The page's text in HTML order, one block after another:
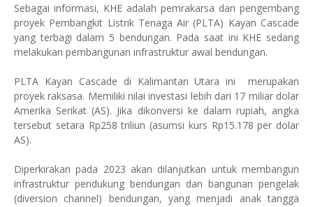
Sebagai informasi, KHE adalah pemrakarsa dan pengembang
proyek Pembangkit Listrik Tenaga Air (PLTA) Kayan Cascade
yang terbagi dalam 5 bendungan. Pada saat ini KHE sedang
melakukan pembangunan infrastruktur awal bendungan.
PLTA Kayan Cascade di Kalimantan Utara ini merupakan
proyek raksasa. Memiliki nilai investasi lebih dari 17 miliar dolar
Amerika Serikat (AS). Jika dikonversi ke dalam rupiah, angka
tersebut setara Rp258 triliun (asumsi kurs Rp15.178 per dolar
AS).
Diperkirakan pada 2023 akan dilanjutkan untuk membangun
infrastruktur pendukung bendungan dan bangunan pengelak
(diversion channel) bendungan, yang menjadi anak tangga